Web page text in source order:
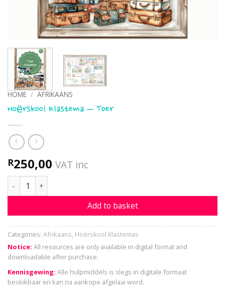
HOME / AFRIKAANS
Hoërskool Klastema – Toer
R250,00 VAT inc
Hoërskool Klastema - Toer quantity
Add to basket
Categories: Afrikaans, Hoërskool Klastemas
Notice: All resources are only available in digital format and
downloadable after purchase.
Kennisgewing: Alle hulpmiddels is slegs in digitale formaat
beskikbaar en kan na aankope afgelaai word.